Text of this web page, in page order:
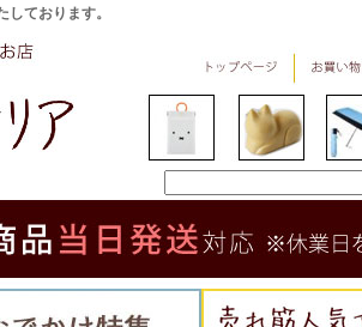
ております。